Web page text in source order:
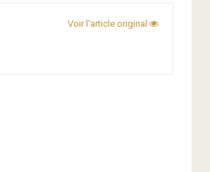
Voir l'article original